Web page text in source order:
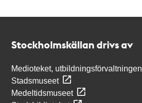
Stockholmskällan drivs av
Medioteket, utbildningsförvaltningen
Stadsmuseet
Medeltidsmuseet